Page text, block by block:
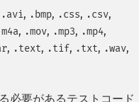
.avi, .bmp, .css, .csv,
, .mov, .mp3, .mp4,
, .text, .tif, .txt, .wav,
必要があるテストコード